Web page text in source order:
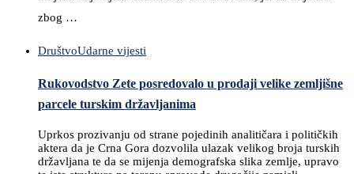
zbog …
DruštvoUdarne vijesti
Rukovodstvo Zete posredovalo u prodaji velike zemljišne
parcele turskim državljanima
Uprkos prozivanju od strane pojedinih analitičara i političkih
aktera da je Crna Gora dozvolila ulazak velikog broja turskih
državljana te da se mijenja demografska slika zemlje, upravo